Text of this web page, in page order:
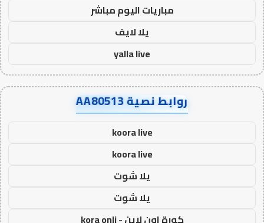
مباريات اليوم مباشر
يلا لايف
yalla live
روابط نصية AA80513
koora live
koora live
يلا شوت
يلا شوت